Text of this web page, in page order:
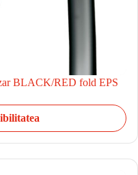
BLACK/RED fold EPS